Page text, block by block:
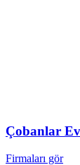
Çobanlar
Firmaları gör